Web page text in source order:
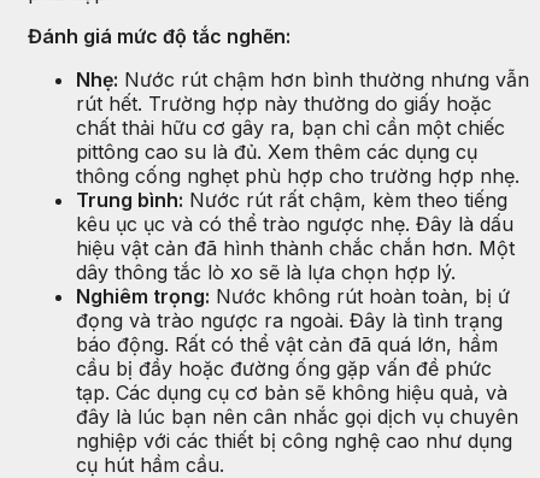
Đánh giá mức độ tắc nghẽn:
Nhẹ: Nước rút chậm hơn bình thường nhưng vẫn
rút hết. Trường hợp này thường do giấy hoặc
chất thải hữu cơ gây ra, bạn chỉ cần một chiếc
pittông cao su là đủ. Xem thêm các dụng cụ
thông cống nghẹt phù hợp cho trường hợp nhẹ.
Trung bình: Nước rút rất chậm, kèm theo tiếng
kêu ục ục và có thể trào ngược nhẹ. Đây là dấu
hiệu vật cản đã hình thành chắc chắn hơn. Một
dây thông tắc lò xo sẽ là lựa chọn hợp lý.
Nghiêm trọng: Nước không rút hoàn toàn, bị ứ
đọng và trào ngược ra ngoài. Đây là tình trạng
báo động. Rất có thể vật cản đã quá lớn, hầm
cầu bị đầy hoặc đường ống gặp vấn đề phức
tạp. Các dụng cụ cơ bản sẽ không hiệu quả, và
đây là lúc bạn nên cân nhắc gọi dịch vụ chuyên
nghiệp với các thiết bị công nghệ cao như dụng
cụ hút hầm cầu.